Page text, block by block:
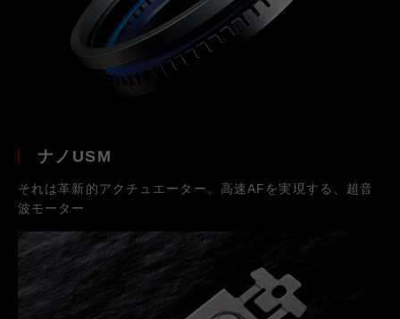
ナノUSM
それは革新的アクチュエーター。高速AFを実現する、超音
波モーター